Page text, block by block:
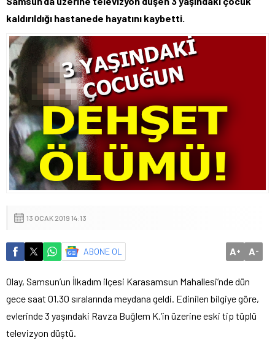
kaldırıldığı hastanede hayatını kaybetti.
13 OCAK 2019 14:13
ABONE OL A+ A-
Olay, Samsun’un İlkadım ilçesi Karasamsun Mahallesi’nde dün
gece saat 01.30 sıralarında meydana geldi. Edinilen bilgiye göre,
evlerinde 3 yaşındaki Ravza Buğlem K.’in üzerine eski tip tüplü
televizyon düştü.